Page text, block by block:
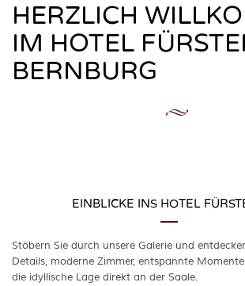
HERZLICH
IM HOTEL
BERNBURG
EINBLICKE INS HOTEL
Stöbern Sie durch unsere Galerie und
Details, moderne Zimmer, entspannte
die idyllische Lage direkt an der Saale.